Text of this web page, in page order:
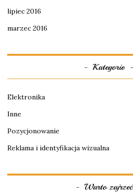
lipiec 2016
marzec 2016
Kategorie
Elektronika
Inne
Pozycjonowanie
Reklama i identyfikacja wizualna
Warto zajrzeć